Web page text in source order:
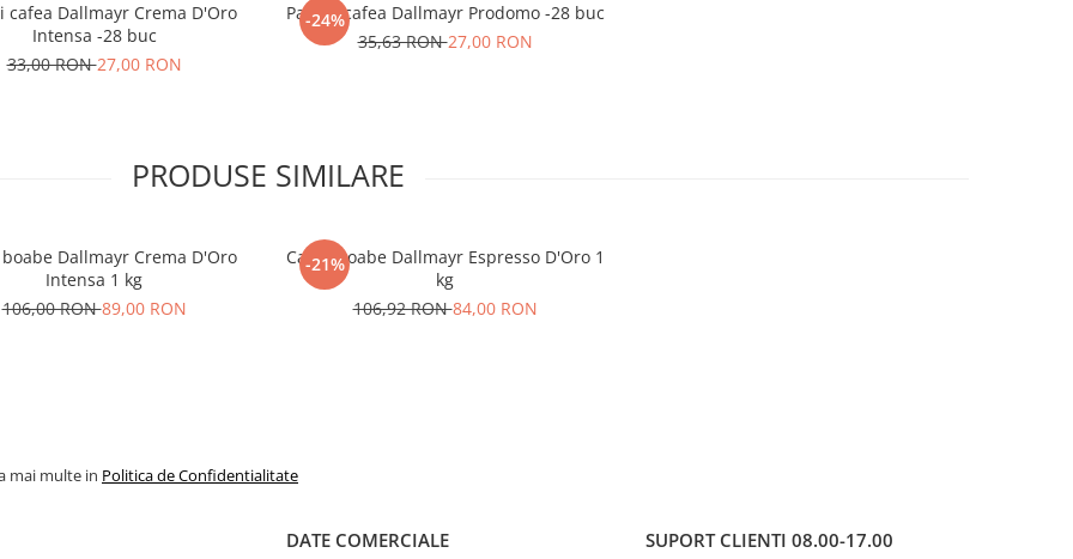
cafea Dallmayr Crema D'Oro
Intensa -28 buc
33,00 RON27,00 RON
-24%
Paduri cafea Dallmayr Prodomo -28 buc
35,63 RON27,00 RON
PRODUSE SIMILARE
Dallmayr Crema D'Oro
Intensa 1 kg
106,00 RON89,00 RON
-21%
Cafea boabe Dallmayr Espresso D'Oro 1
kg
106,92 RON84,00 RON
mai multe in Politica de Confidentialitate
DATE COMERCIALE SUPORT CLIENTI 08.00-17.00